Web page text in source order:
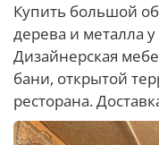
Купить большой
дерева и металла
Дизайнерская
бани, открытой
ресторана.